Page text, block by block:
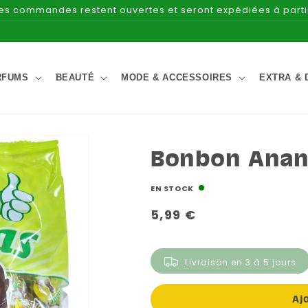
commandes restent ouvertes et seront expédiées à
BEAUTÉ MODE & ACCESSOIRES EXTRA &
Bonbon
EN STOCK
Prix
5,99 €
Livraison en 3 à 5 jours